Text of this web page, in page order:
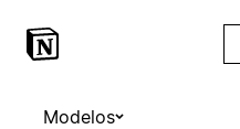
Modelos